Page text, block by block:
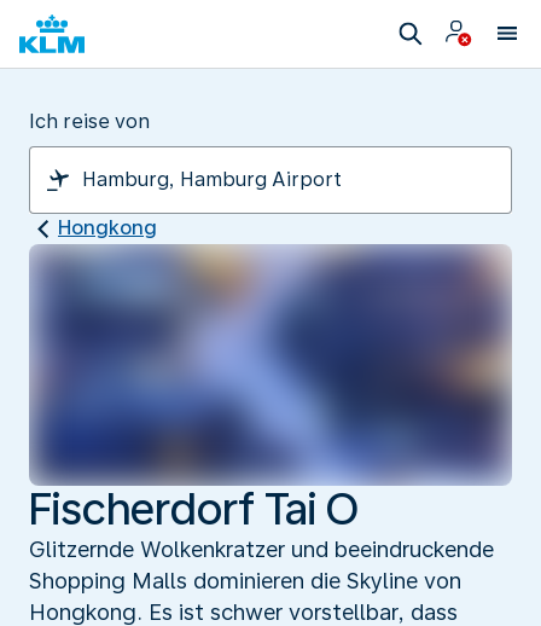
Ich reise von
Hongkong
Fischerdorf Tai O
Glitzernde Wolkenkratzer und beeindruckende
Shopping Malls dominieren die Skyline von
Hongkong. Es ist schwer vorstellbar, dass